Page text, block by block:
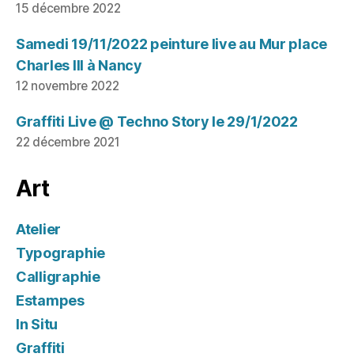
15 décembre 2022
Samedi 19/11/2022 peinture live au Mur place
Charles III à Nancy
12 novembre 2022
Graffiti Live @ Techno Story le 29/1/2022
22 décembre 2021
Art
Atelier
Typographie
Calligraphie
Estampes
In Situ
Graffiti